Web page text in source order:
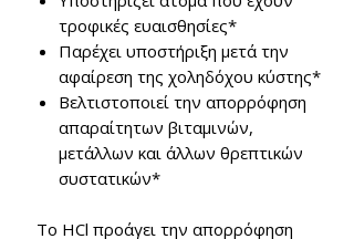
τροφικές ευαισθησίες*
Παρέχει υποστήριξη μετά την
αφαίρεση της χοληδόχου κύστης*
Βελτιστοποιεί την απορρόφηση
απαραίτητων βιταμινών,
μετάλλων και άλλων θρεπτικών
συστατικών*
Το HCl προάγει την απορρόφηση